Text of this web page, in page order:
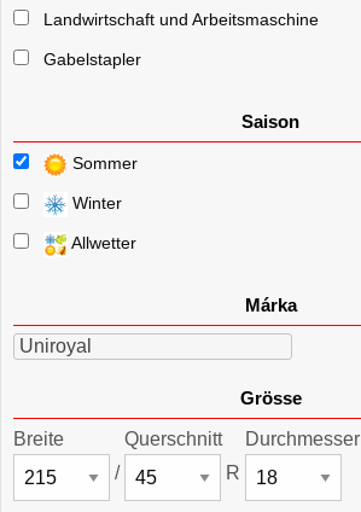
Landwirtschaft und Arbeitsmaschine
Gabelstapler
Saison
Sommer
Winter
Allwetter
Márka
Uniroyal
Grösse
Breite
/
Querschnitt
R
Durchmesser